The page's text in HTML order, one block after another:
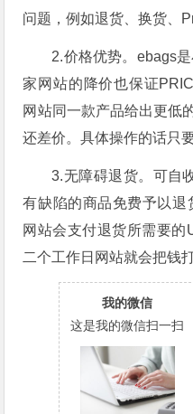
问题，例如退货、换货、
2.价格优势。ebags
家网站的降价也保证
网站同一款产品给出更低
还差价。具体操作的话只
3.无障碍退货。可自
有缺陷的商品免费予以退
网站会支付退货所需要
二个工作日网站就会把钱
我的微信
这是我的微信扫一扫